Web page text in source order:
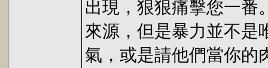
出現，狠狠痛擊您一番
來源，但是暴力並不是
氣，或是請他們當你的